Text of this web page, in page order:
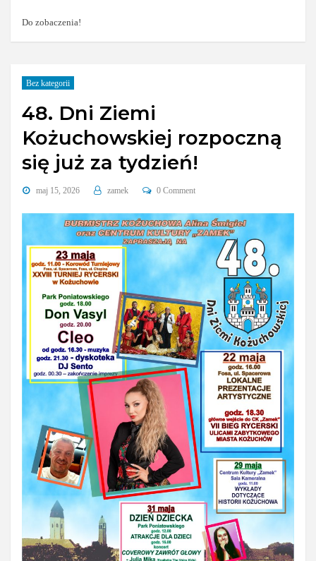
Do zobaczenia!
Bez kategorii
48. Dni Ziemi
Kożuchowskiej rozpoczną
się już za tydzień!
maj 15, 2026 zamek 0 Comment